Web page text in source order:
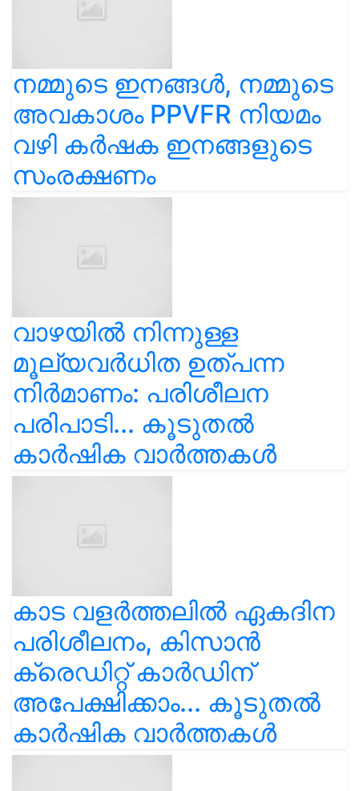
നമ്മുടെ ഇനങ്ങൾ, നമ്മുടെ
അവകാശം PPVFR നിയമം
വഴി കർഷക ഇനങ്ങളുടെ
സംരക്ഷണം
വാഴയിൽ നിന്നുള്ള
മൂല്യവർധിത ഉത്പന്ന
നിർമാണം: പരിശീലന
പരിപാടി... കൂടുതൽ
കാർഷിക വാർത്തകൾ
കാട വളര്‍ത്തലിൽ ഏകദിന
പരിശീലനം, കിസാൻ
ക്രെഡിറ്റ് കാർഡിന്
അപേക്ഷിക്കാം... കൂടുതൽ
കാർഷിക വാർത്തകൾ